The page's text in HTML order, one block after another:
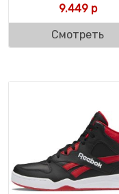
9.449р
Смотреть